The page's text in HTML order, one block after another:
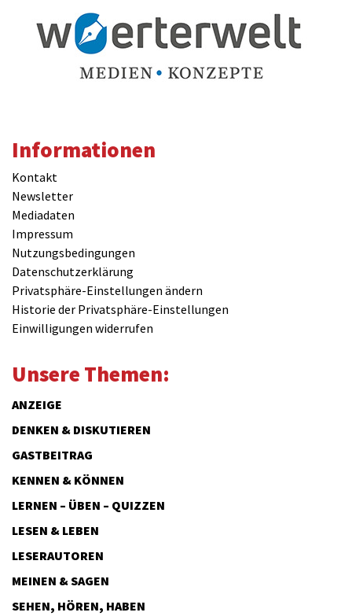
Informationen
Kontakt
Newsletter
Mediadaten
Impressum
Nutzungsbedingungen
Datenschutzerklärung
Privatsphäre-Einstellungen ändern
Historie der Privatsphäre-Einstellungen
Einwilligungen widerrufen
Unsere Themen:
ANZEIGE
DENKEN & DISKUTIEREN
GASTBEITRAG
KENNEN & KÖNNEN
LERNEN – ÜBEN – QUIZZEN
LESEN & LEBEN
LESERAUTOREN
MEINEN & SAGEN
SEHEN, HÖREN, HABEN